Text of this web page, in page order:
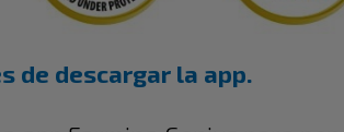
de descargar la app.